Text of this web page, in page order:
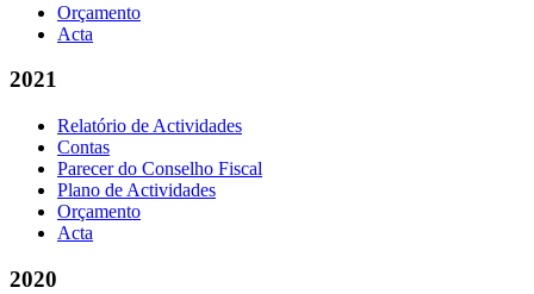
Orçamento
Acta
2021
Relatório de Actividades
Contas
Parecer do Conselho Fiscal
Plano de Actividades
Orçamento
Acta
2020